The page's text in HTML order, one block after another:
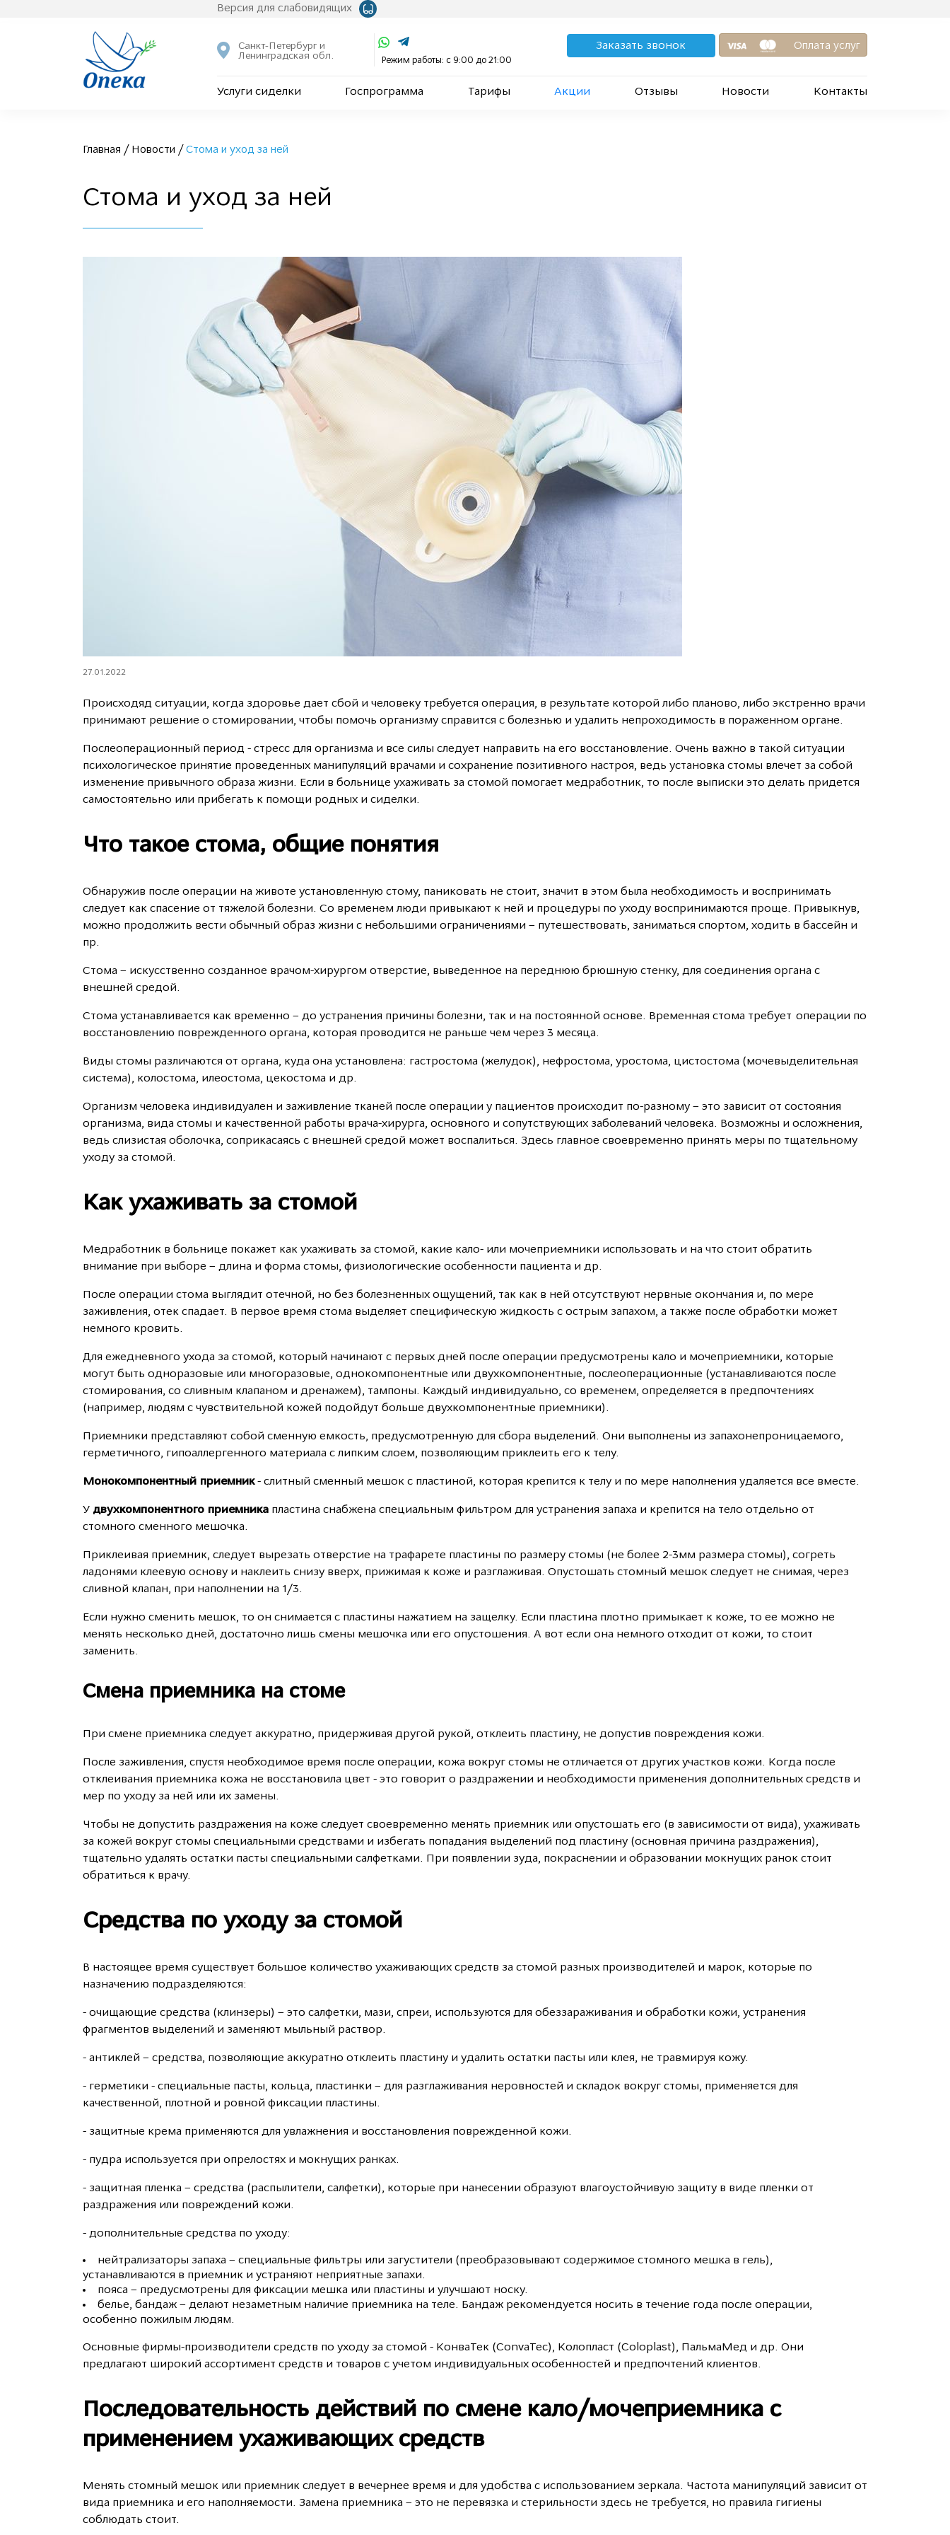
Версия для слабовидящих
Санкт-Петербург и
Ленинградская обл.
Режим работы: с 9:00 до 21:00
Заказать звонок Оплата услуг
Услуги сиделки Госпрограмма Тарифы Акции Отзывы Новости Контакты
Главная / Новости / Стома и уход за ней
Стома и уход за ней
27.01.2022
Происходяд ситуации, когда здоровье дает сбой и человеку требуется операция, в результате которой либо планово, либо экстренно врачи
принимают решение о стомировании, чтобы помочь организму справится с болезнью и удалить непроходимость в пораженном органе.
Послеоперационный период - стресс для организма и все силы следует направить на его восстановление. Очень важно в такой ситуации
психологическое принятие проведенных манипуляций врачами и сохранение позитивного настроя, ведь установка стомы влечет за собой
изменение привычного образа жизни. Если в больнице ухаживать за стомой помогает медработник, то после выписки это делать придется
самостоятельно или прибегать к помощи родных и сиделки.
Что такое стома, общие понятия
Обнаружив после операции на животе установленную стому, паниковать не стоит, значит в этом была необходимость и воспринимать
следует как спасение от тяжелой болезни. Со временем люди привыкают к ней и процедуры по уходу воспринимаются проще. Привыкнув,
можно продолжить вести обычный образ жизни с небольшими ограничениями – путешествовать, заниматься спортом, ходить в бассейн и
пр.
Стома – искусственно созданное врачом-хирургом отверстие, выведенное на переднюю брюшную стенку, для соединения органа с
внешней средой.
Стома устанавливается как временно – до устранения причины болезни, так и на постоянной основе. Временная стома требует операции по
восстановлению поврежденного органа, которая проводится не раньше чем через 3 месяца.
Виды стомы различаются от органа, куда она установлена: гастростома (желудок), нефростома, уростома, цистостома (мочевыделительная
система), колостома, илеостома, цекостома и др.
Организм человека индивидуален и заживление тканей после операции у пациентов происходит по-разному – это зависит от состояния
организма, вида стомы и качественной работы врача-хирурга, основного и сопутствующих заболеваний человека. Возможны и осложнения,
ведь слизистая оболочка, соприкасаясь с внешней средой может воспалиться. Здесь главное своевременно принять меры по тщательному
уходу за стомой.
Как ухаживать за стомой
Медработник в больнице покажет как ухаживать за стомой, какие кало- или мочеприемники использовать и на что стоит обратить
внимание при выборе – длина и форма стомы, физиологические особенности пациента и др.
После операции стома выглядит отечной, но без болезненных ощущений, так как в ней отсутствуют нервные окончания и, по мере
заживления, отек спадает. В первое время стома выделяет специфическую жидкость с острым запахом, а также после обработки может
немного кровить.
Для ежедневного ухода за стомой, который начинают с первых дней после операции предусмотрены кало и мочеприемники, которые
могут быть одноразовые или многоразовые, однокомпонентные или двухкомпонентные, послеоперационные (устанавливаются после
стомирования, со сливным клапаном и дренажем), тампоны. Каждый индивидуально, со временем, определяется в предпочтениях
(например, людям с чувствительной кожей подойдут больше двухкомпонентные приемники).
Приемники представляют собой сменную емкость, предусмотренную для сбора выделений. Они выполнены из запахонепроницаемого,
герметичного, гипоаллергенного материала с липким слоем, позволяющим приклеить его к телу.
Монокомпонентный приемник- слитный сменный мешок с пластиной, которая крепится к телу и по мере наполнения удаляется все вместе.
У двухкомпонентного приемника пластина снабжена специальным фильтром для устранения запаха и крепится на тело отдельно от
стомного сменного мешочка.
Приклеивая приемник, следует вырезать отверстие на трафарете пластины по размеру стомы (не более 2-3мм размера стомы), согреть
ладонями клеевую основу и наклеить снизу вверх, прижимая к коже и разглаживая. Опустошать стомный мешок следует не снимая, через
сливной клапан, при наполнении на 1/3.
Если нужно сменить мешок, то он снимается с пластины нажатием на защелку. Если пластина плотно примыкает к коже, то ее можно не
менять несколько дней, достаточно лишь смены мешочка или его опустошения. А вот если она немного отходит от кожи, то стоит
заменить.
Смена приемника на стоме
При смене приемника следует аккуратно, придерживая другой рукой, отклеить пластину, не допустив повреждения кожи.
После заживления, спустя необходимое время после операции, кожа вокруг стомы не отличается от других участков кожи. Когда после
отклеивания приемника кожа не восстановила цвет - это говорит о раздражении и необходимости применения дополнительных средств и
мер по уходу за ней или их замены.
Чтобы не допустить раздражения на коже следует своевременно менять приемник или опустошать его (в зависимости от вида), ухаживать
за кожей вокруг стомы специальными средствами и избегать попадания выделений под пластину (основная причина раздражения),
тщательно удалять остатки пасты специальными салфетками. При появлении зуда, покраснении и образовании мокнущих ранок стоит
обратиться к врачу.
Средства по уходу за стомой
В настоящее время существует большое количество ухаживающих средств за стомой разных производителей и марок, которые по
назначению подразделяются:
- очищающие средства (клинзеры) – это салфетки, мази, спреи, используются для обеззараживания и обработки кожи, устранения
фрагментов выделений и заменяют мыльный раствор.
- антиклей – средства, позволяющие аккуратно отклеить пластину и удалить остатки пасты или клея, не травмируя кожу.
- герметики - специальные пасты, кольца, пластинки – для разглаживания неровностей и складок вокруг стомы, применяется для
качественной, плотной и ровной фиксации пластины.
- защитные крема применяются для увлажнения и восстановления поврежденной кожи.
- пудра используется при опрелостях и мокнущих ранках.
- защитная пленка – средства (распылители, салфетки), которые при нанесении образуют влагоустойчивую защиту в виде пленки от
раздражения или повреждений кожи.
- дополнительные средства по уходу:
нейтрализаторы запаха – специальные фильтры или загустители (преобразовывают содержимое стомного мешка в гель),
устанавливаются в приемник и устраняют неприятные запахи.
пояса – предусмотрены для фиксации мешка или пластины и улучшают носку.
белье, бандаж – делают незаметным наличие приемника на теле. Бандаж рекомендуется носить в течение года после операции,
особенно пожилым людям.
Основные фирмы-производители средств по уходу за стомой - КонваТек (ConvaTec), Колопласт (Coloplast), ПальмаМед и др. Они
предлагают широкий ассортимент средств и товаров с учетом индивидуальных особенностей и предпочтений клиентов.
Последовательность действий по смене кало/мочеприемника с
применением ухаживающих средств
Менять стомный мешок или приемник следует в вечернее время и для удобства с использованием зеркала. Частота манипуляций зависит от
вида приемника и его наполняемости. Замена приемника – это не перевязка и стерильности здесь не требуется, но правила гигиены
соблюдать стоит.